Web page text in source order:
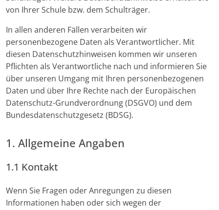
von Ihrer Schule bzw. dem Schulträger.
In allen anderen Fällen verarbeiten wir
personenbezogene Daten als Verantwortlicher. Mit
diesen Datenschutzhinweisen kommen wir unseren
Pflichten als Verantwortliche nach und informieren Sie
über unseren Umgang mit Ihren personenbezogenen
Daten und über Ihre Rechte nach der Europäischen
Datenschutz-Grundverordnung (DSGVO) und dem
Bundesdatenschutzgesetz (BDSG).
1. Allgemeine Angaben
1.1 Kontakt
Wenn Sie Fragen oder Anregungen zu diesen
Informationen haben oder sich wegen der